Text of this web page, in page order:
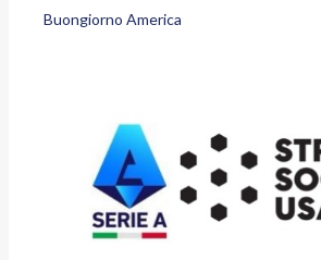
Buongiorno America